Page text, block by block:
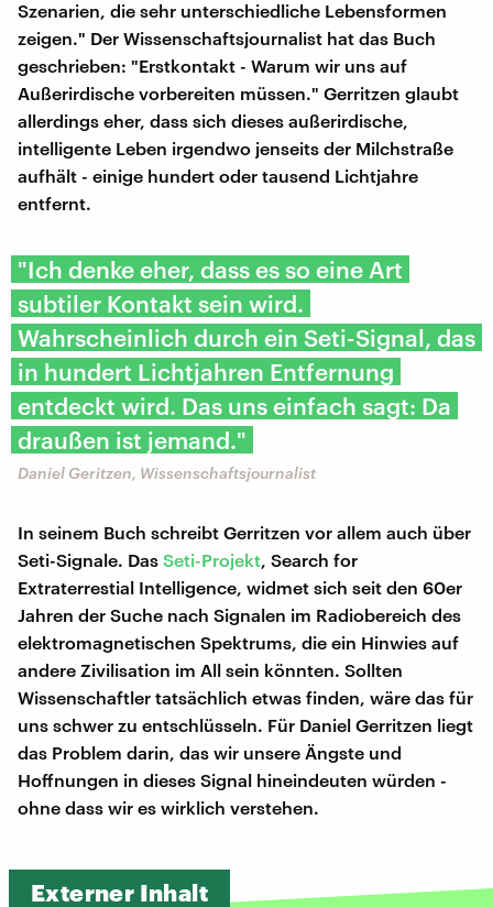
Szenarien, die sehr unterschiedliche Lebensformen
zeigen." Der Wissenschaftsjournalist hat das Buch
geschrieben: "Erstkontakt - Warum wir uns auf
Außerirdische vorbereiten müssen." Gerritzen glaubt
allerdings eher, dass sich dieses außerirdische,
intelligente Leben irgendwo jenseits der Milchstraße
aufhält - einige hundert oder tausend Lichtjahre
entfernt.
"Ich denke eher, dass es so eine Art
subtiler Kontakt sein wird.
Wahrscheinlich durch ein Seti-Signal, das
in hundert Lichtjahren Entfernung
entdeckt wird. Das uns einfach sagt: Da
draußen ist jemand."
Daniel Geritzen, Wissenschaftsjournalist
In seinem Buch schreibt Gerritzen vor allem auch über
Seti-Signale. Das Seti-Projekt , Search for
Extraterrestial Intelligence, widmet sich seit den 60er
Jahren der Suche nach Signalen im Radiobereich des
elektromagnetischen Spektrums, die ein Hinwies auf
andere Zivilisation im All sein könnten. Sollten
Wissenschaftler tatsächlich etwas finden, wäre das für
uns schwer zu entschlüsseln. Für Daniel Gerritzen liegt
das Problem darin, das wir unsere Ängste und
Hoffnungen in dieses Signal hineindeuten würden -
ohne dass wir es wirklich verstehen.
Externer Inhalt